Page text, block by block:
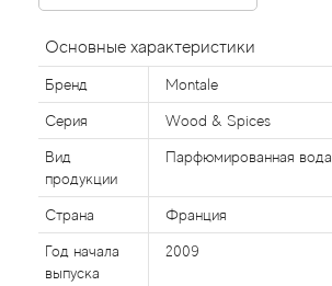
Основные характеристики
Бренд Montale
Серия Wood & Spices
Вид
продукции
Парфюмированная вода
Страна Франция
Год начала
выпуска
2009
Aerin Lauder
Affinessence
Afnan
Agatha Ruiz de la Prada